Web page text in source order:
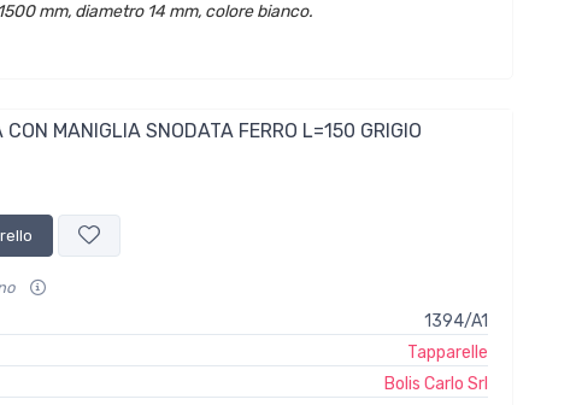
mm, diametro 14 mm, colore bianco.
MANIGLIA SNODATA FERRO L=150 GRIGIO
1394/A1
Tapparelle
Bolis Carlo Srl